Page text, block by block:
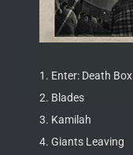
1. Enter: Death Box
2. Blades
3. Kamilah
4. Giants Leaving